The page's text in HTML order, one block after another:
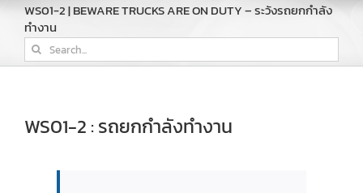
WS01-2 | BEWARE TRUCKS ARE ON DUTY – ระวังรถยกกำลัง
ทำงาน
Search
for:
WS01-2 : รถยกกำลังทำงาน